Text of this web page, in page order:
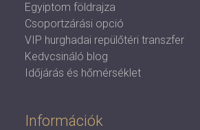
Egyiptom földrajza
Csoportzárási opció
VIP hurghadai repülőtéri transzfer
Kedvcsináló blog
Időjárás és hőmérséklet
Információk